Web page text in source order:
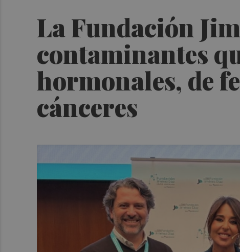
La Fundación
contaminantes
hormonales, de
cánceres